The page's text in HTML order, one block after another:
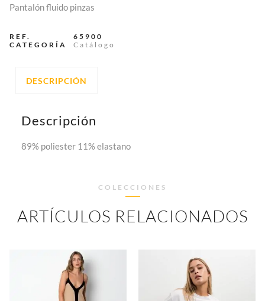
Pantalón fluido pinzas
REF.
65900
CATEGORÍA
Catálogo
DESCRIPCIÓN
Descripción
89% poliester 11% elastano
COLECCIONES
ARTÍCULOS RELACIONADOS